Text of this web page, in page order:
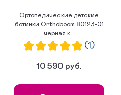
Ортопедические детские
ботинки Orthoboom 80123-01
черная к...
(1)
10 590 руб.